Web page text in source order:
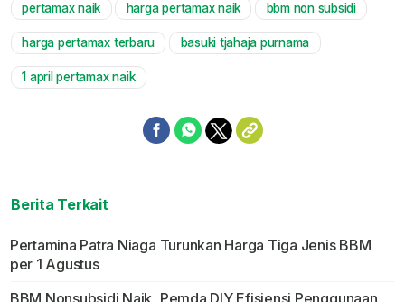
Mute
pertamax naik harga pertamax naik bbm non subsidi
harga pertamax terbaru basuki tjahaja purnama
1 april pertamax naik
Berita Terkait
Pertamina Patra Niaga Turunkan Harga Tiga Jenis BBM
per 1 Agustus